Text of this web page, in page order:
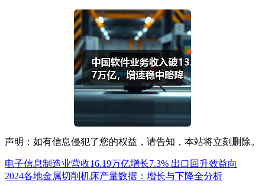
声明：如有信息侵犯了您的权益，请告知，本站将立刻删除。
电子信息制造业营收16.19万亿增长7.3% 出口回升效益向
2024各地金属切削机床产量数据：增长与下降全分析